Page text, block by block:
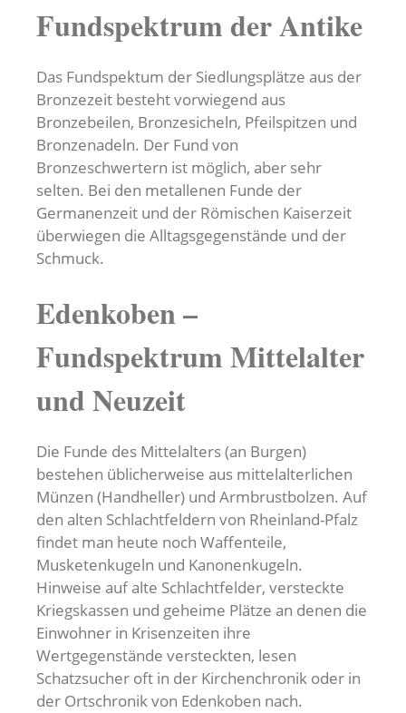
Fundspektrum der Antike
Das Fundspektum der Siedlungsplätze aus der
Bronzezeit besteht vorwiegend aus
Bronzebeilen, Bronzesicheln, Pfeilspitzen und
Bronzenadeln. Der Fund von
Bronzeschwertern ist möglich, aber sehr
selten. Bei den metallenen Funde der
Germanenzeit und der Römischen Kaiserzeit
überwiegen die Alltagsgegenstände und der
Schmuck.
Edenkoben –
Fundspektrum Mittelalter
und Neuzeit
Die Funde des Mittelalters (an Burgen)
bestehen üblicherweise aus mittelalterlichen
Münzen (Handheller) und Armbrustbolzen. Auf
den alten Schlachtfeldern von Rheinland-Pfalz
findet man heute noch Waffenteile,
Musketenkugeln und Kanonenkugeln.
Hinweise auf alte Schlachtfelder, versteckte
Kriegskassen und geheime Plätze an denen die
Einwohner in Krisenzeiten ihre
Wertgegenstände versteckten, lesen
Schatzsucher oft in der Kirchenchronik oder in
der Ortschronik von Edenkoben nach.